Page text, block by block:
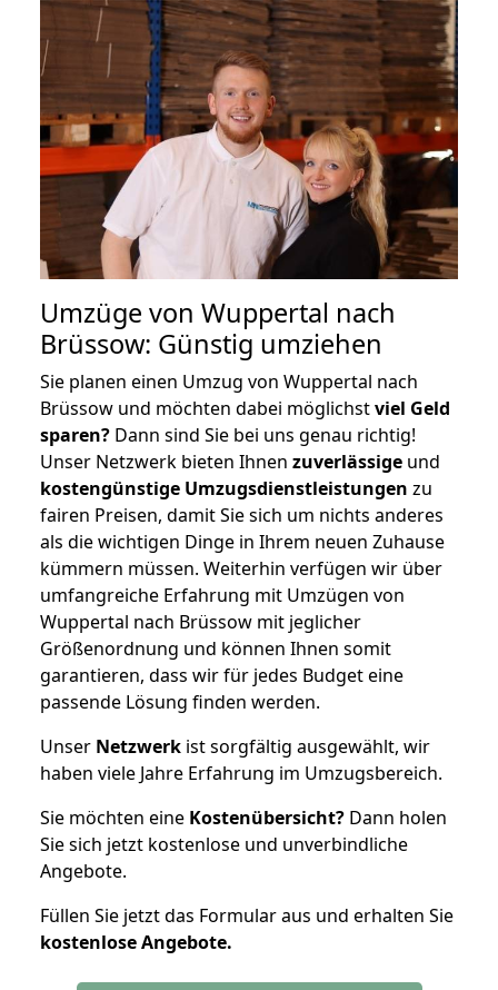
Umzüge von Wuppertal nach
Brüssow: Günstig umziehen
Sie planen einen Umzug von Wuppertal nach
Brüssow und möchten dabei möglichstviel Geld
sparen? Dann sind Sie bei uns genau richtig!
Unser Netzwerk bieten Ihnen zuverlässige und
kostengünstige Umzugsdienstleistungen zu
fairen Preisen, damit Sie sich um nichts anderes
als die wichtigen Dinge in Ihrem neuen Zuhause
kümmern müssen. Weiterhin verfügen wir über
umfangreiche Erfahrung mit Umzügen von
Wuppertal nach Brüssow mit jeglicher
Größenordnung und können Ihnen somit
garantieren, dass wir für jedes Budget eine
passende Lösung finden werden.
Unser Netzwerk ist sorgfältig ausgewählt, wir
haben viele Jahre Erfahrung im Umzugsbereich.
Sie möchten eine Kostenübersicht? Dann holen
Sie sich jetzt kostenlose und unverbindliche
Angebote.
Füllen Sie jetzt das Formular aus und erhalten Sie
kostenloseAngebote.